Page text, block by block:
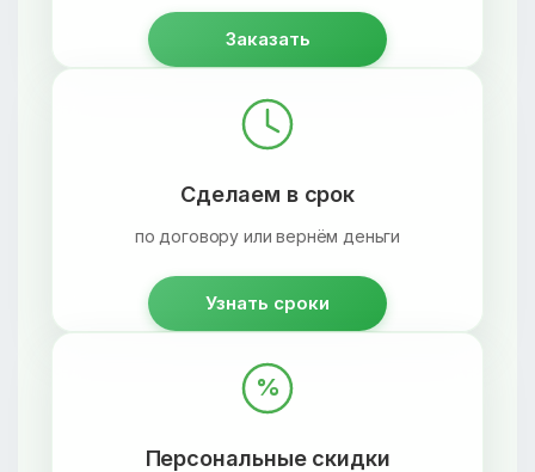
Заказать
Сделаем в срок
по договору или вернём деньги
Узнать сроки
%
Персональные скидки